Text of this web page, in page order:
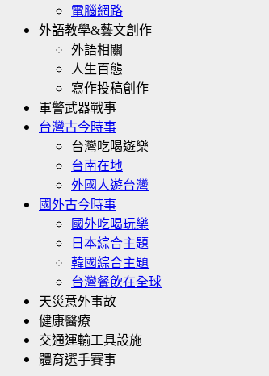
電腦網路
外語教學&藝文創作
外語相關
人生百態
寫作投稿創作
軍警武器戰事
台灣古今時事
台灣吃喝遊樂
台南在地
外國人遊台灣
國外古今時事
國外吃喝玩樂
日本綜合主題
韓國綜合主題
台灣餐飲在全球
天災意外事故
健康醫療
交通運輸工具設施
體育選手賽事